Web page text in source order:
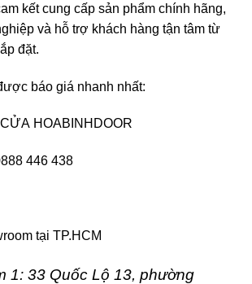
kết cung cấp sản phẩm chính hãng,
và hỗ trợ khách hàng tận tâm từ
đặt.
báo giá nhanh nhất:
HOABINHDOOR
446 438
tại TP.HCM
1: 33 Quốc Lộ 13, phường